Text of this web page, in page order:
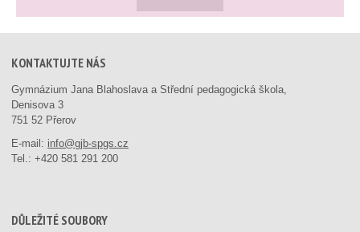
KONTAKTUJTE NÁS
Gymnázium Jana Blahoslava a Střední pedagogická škola,
Denisova 3
751 52 Přerov
E-mail: info@gjb-spgs.cz
Tel.:+420 581 291 200
DŮLEŽITÉ SOUBORY